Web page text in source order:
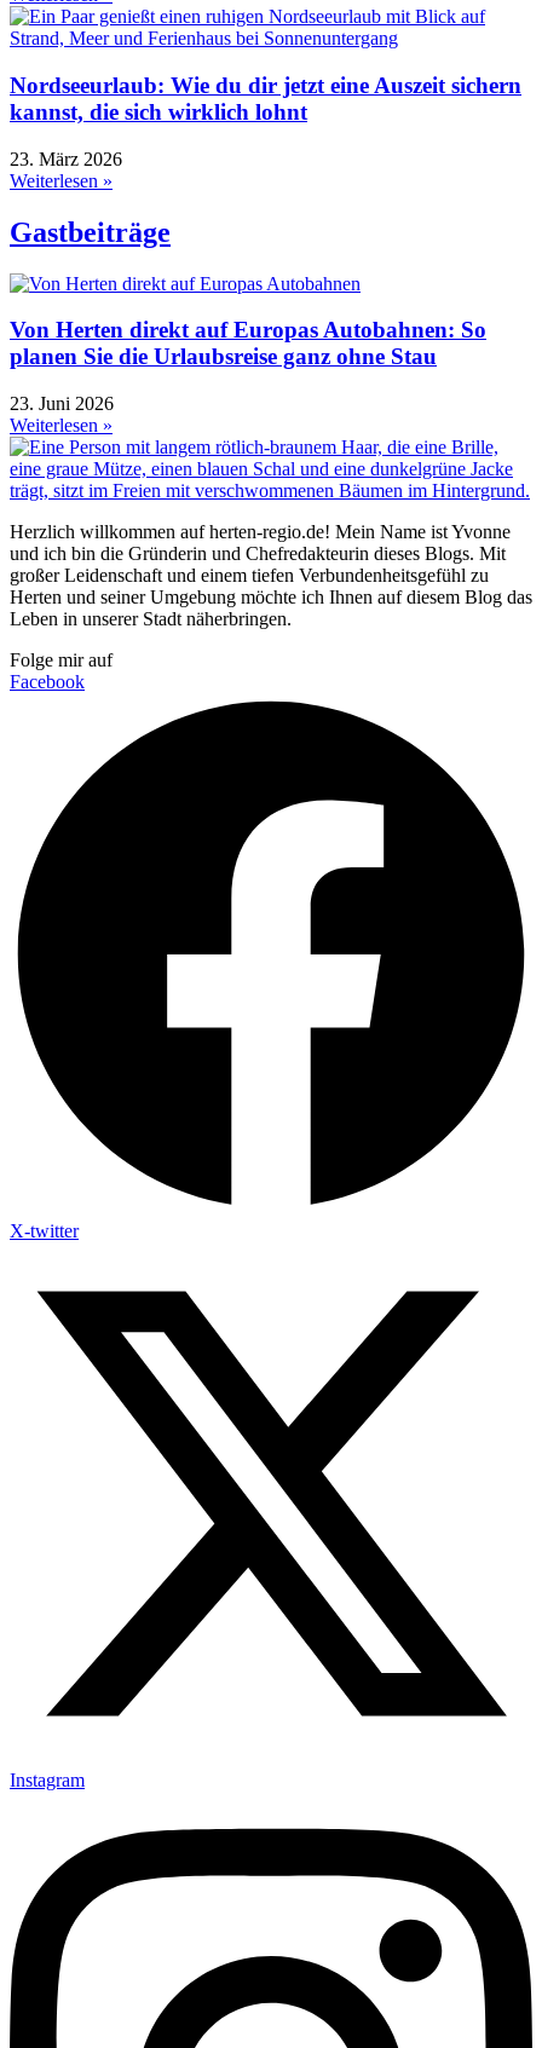
Nordseeurlaub: Wie du dir jetzt eine Auszeit sichern
kannst, die sich wirklich lohnt
23. März 2026
Weiterlesen »
Gastbeiträge
Von Herten direkt auf Europas Autobahnen: So
planen Sie die Urlaubsreise ganz ohne Stau
23. Juni 2026
Weiterlesen »
Herzlich willkommen auf herten-regio.de! Mein Name ist Yvonne
und ich bin die Gründerin und Chefredakteurin dieses Blogs. Mit
großer Leidenschaft und einem tiefen Verbundenheitsgefühl zu
Herten und seiner Umgebung möchte ich Ihnen auf diesem Blog das
Leben in unserer Stadt näherbringen.
Folge mir auf
Facebook
X-twitter
Instagram